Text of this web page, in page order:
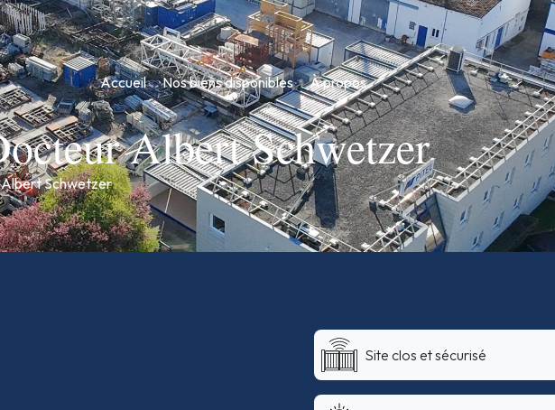
Accueil Nos biens disponibles À propos
Albert Schwetzer
Albert Schwetzer
Site clos et sécurisé